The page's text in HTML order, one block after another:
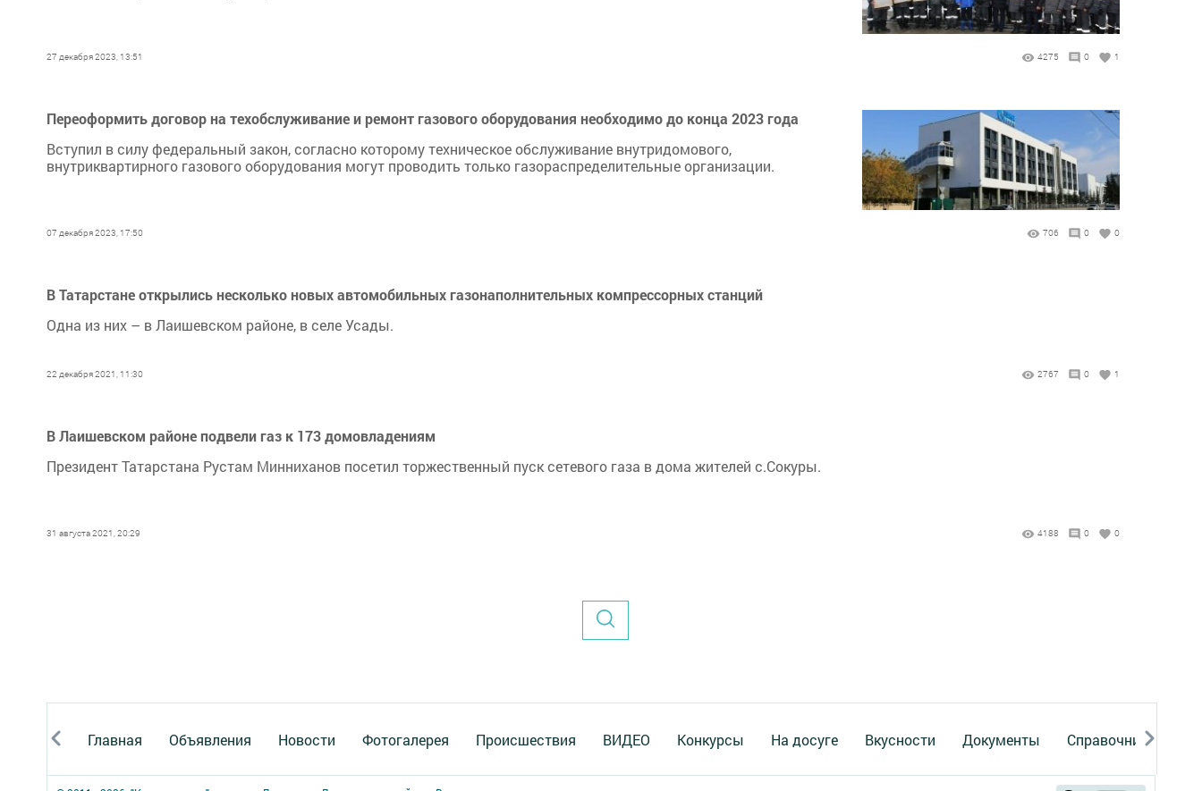
27 декабря 2023, 13:51 4275 0 1
Переоформить договор на техобслуживание и ремонт газового оборудования необходимо до конца 2023 года
Вступил в силу федеральный закон, согласно которому техническое обслуживание внутридомового,
внутриквартирного газового оборудования могут проводить только газораспределительные организации.
07 декабря 2023, 17:50 706 0 0
В Татарстане открылись несколько новых автомобильных газонаполнительных компрессорных станций
Одна из них – в Лаишевском районе, в селе Усады.
22 декабря 2021, 11:30 2767 0 1
В Лаишевском районе подвели газ к 173 домовладениям
Президент Татарстана Рустам Минниханов посетил торжественный пуск сетевого газа в дома жителей с.Сокуры.
31 августа 2021, 20:29 4188 0 0
Главная Объявления Новости Фотогалерея Происшествия ВИДЕО Конкурсы На досуге Вкусности Документы Справочник